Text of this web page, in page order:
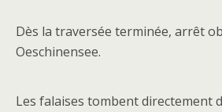
Dès la traversée terminée, arrêt
Oeschinensee.
Les falaises tombent directement